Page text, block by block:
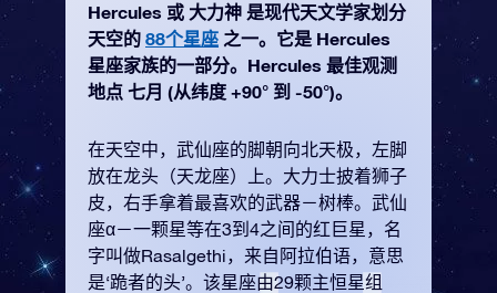
Hercules 或 大力神 是现代天文学家划分
天空的 88个星座 之一。它是 Hercules
星座家族的一部分。Hercules 最佳观测
地点 七月 (从纬度 +90° 到 -50°)。
在天空中，武仙座的脚朝向北天极，左脚
放在龙头（天龙座）上。大力士披着狮子
皮，右手拿着最喜欢的武器－树棒。武仙
座α－一颗星等在3到4之间的红巨星，名
字叫做Rasalgethi，来自阿拉伯语，意思
是‘跪者的头’。该星座由29颗主恒星组